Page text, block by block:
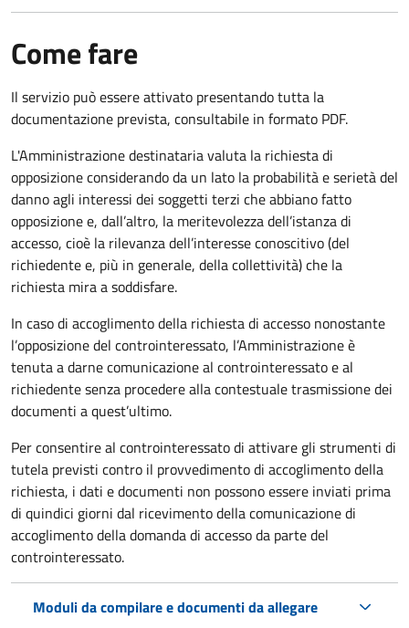
Come fare
Il servizio può essere attivato presentando tutta la
documentazione prevista, consultabile in formato PDF.
L'Amministrazione destinataria valuta la richiesta di
opposizione considerando da un lato la probabilità e serietà del
danno agli interessi dei soggetti terzi che abbiano fatto
opposizione e, dall’altro, la meritevolezza dell’istanza di
accesso, cioè la rilevanza dell’interesse conoscitivo (del
richiedente e, più in generale, della collettività) che la
richiesta mira a soddisfare.
In caso di accoglimento della richiesta di accesso nonostante
l’opposizione del controinteressato, l’Amministrazione è
tenuta a darne comunicazione al controinteressato e al
richiedente senza procedere alla contestuale trasmissione dei
documenti a quest’ultimo.
Per consentire al controinteressato di attivare gli strumenti di
tutela previsti contro il provvedimento di accoglimento della
richiesta, i dati e documenti non possono essere inviati prima
di quindici giorni dal ricevimento della comunicazione di
accoglimento della domanda di accesso da parte del
controinteressato.
Moduli da compilare e documenti da allegare